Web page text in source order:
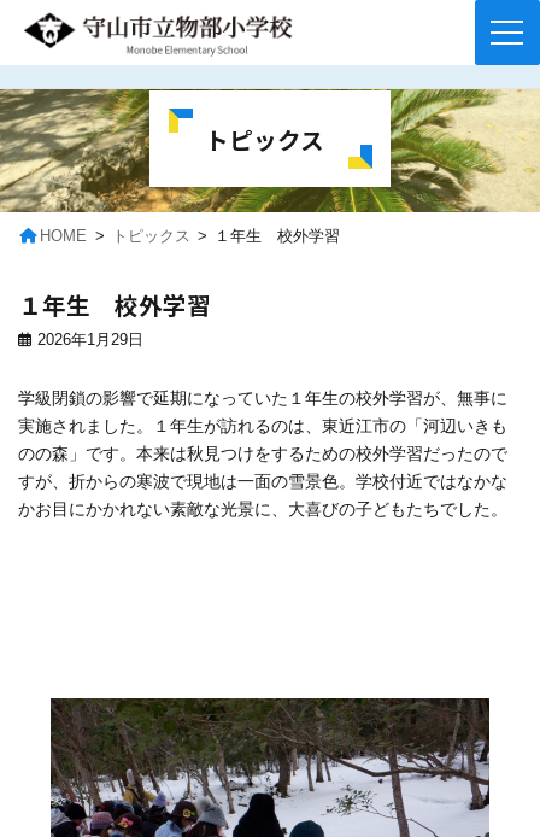
ン
テ
ン
ツ
へ
ス
ビ
ゲ
ー
シ
ョ
ン
トピックス
HOME トピックス １年生 校外学習
１年生 校外学習
2026年1月29日
学級閉鎖の影響で延期になっていた１年生の校外学習が、無事に
実施されました。１年生が訪れるのは、東近江市の「河辺いきも
のの森」です。本来は秋見つけをするための校外学習だったので
すが、折からの寒波で現地は一面の雪景色。学校付近ではなかな
かお目にかかれない素敵な光景に、大喜びの子どもたちでした。